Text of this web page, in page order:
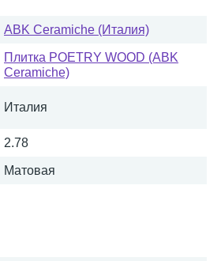
ABK Ceramiche (Италия)
Плитка POETRY WOOD (ABK
Ceramiche)
Италия
2.78
Матовая